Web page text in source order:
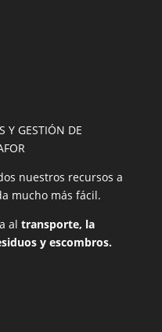
Y GESTIÓN DE
nuestros recursos a
mucho más fácil.
al transporte, la
y escombros.